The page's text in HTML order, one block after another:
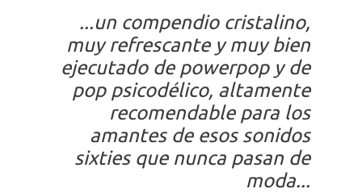
...un compendio cristalino,
muy refrescante y muy bien
ejecutado de powerpop y de
pop psicodélico, altamente
recomendable para los
amantes de esos sonidos
sixties que nunca pasan de
moda...